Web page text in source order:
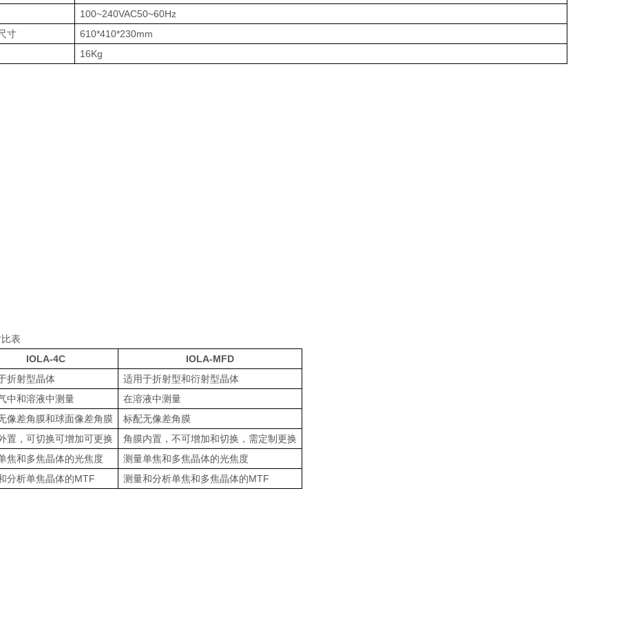
100~240VAC50~60Hz
寸
610*410*230mm
16Kg
表
IOLA-4C
IOLA-MFD
折射型晶体
适用于折射型和衍射型晶体
中和溶液中测量
在溶液中测量
像差角膜和球面像差角膜
标配无像差角膜
置，可切换可增加可更换
角膜内置，不可增加和切换，需定制更换
焦和多焦晶体的光焦度
测量单焦和多焦晶体的光焦度
分析单焦晶体的MTF 测量和分析单焦和多焦晶体的MTF